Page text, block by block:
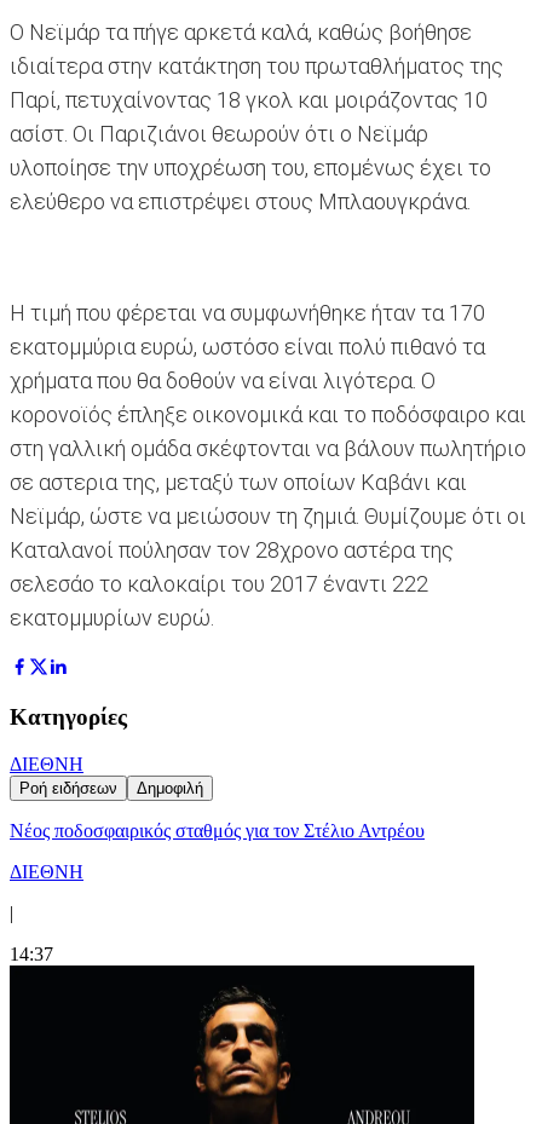
Ο Νεϊμάρ τα πήγε αρκετά καλά, καθώς βοήθησε
ιδιαίτερα στην κατάκτηση του πρωταθλήματος της
Παρί, πετυχαίνοντας 18 γκολ και μοιράζοντας 10
ασίστ. Οι Παριζιάνοι θεωρούν ότι ο Νεϊμάρ
υλοποίησε την υποχρέωση του, επομένως έχει το
ελεύθερο να επιστρέψει στους Μπλαουγκράνα.
Η τιμή που φέρεται να συμφωνήθηκε ήταν τα 170
εκατομμύρια ευρώ, ωστόσο είναι πολύ πιθανό τα
χρήματα που θα δοθούν να είναι λιγότερα. Ο
κορονοϊός έπληξε οικονομικά και το ποδόσφαιρο και
στη γαλλική ομάδα σκέφτονται να βάλουν πωλητήριο
σε αστερια της, μεταξύ των οποίων Καβάνι και
Νεϊμάρ, ώστε να μειώσουν τη ζημιά. Θυμίζουμε ότι οι
Καταλανοί πούλησαν τον 28χρονο αστέρα της
σελεσάο το καλοκαίρι του 2017 έναντι 222
εκατομμυρίων ευρώ.
Κατηγορίες
ΔΙΕΘΝΗ
Ροή ειδήσεων Δημοφιλή
Νέος ποδοσφαιρικός σταθμός για τον Στέλιο Αντρέου
ΔΙΕΘΝΗ
|
14:37